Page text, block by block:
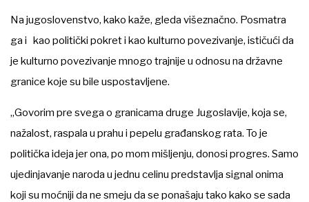
Na jugoslovenstvo, kako kaže, gleda višeznačno. Posmatra
ga i kao politički pokret i kao kulturno povezivanje, ističući da
je kulturno povezivanje mnogo trajnije u odnosu na državne
granice koje su bile uspostavljene.
„Govorim pre svega o granicama druge Jugoslavije, koja se,
nažalost, raspala u prahu i pepelu građanskog rata. To je
politička ideja jer ona, po mom mišljenju, donosi progres. Samo
ujedinjavanje naroda u jednu celinu predstavlja signal onima
koji su moćniji da ne smeju da se ponašaju tako kako se sada